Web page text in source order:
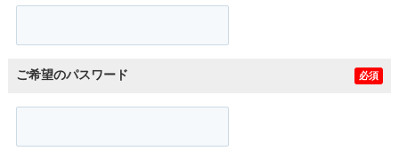
ご希望のパスワード 必須